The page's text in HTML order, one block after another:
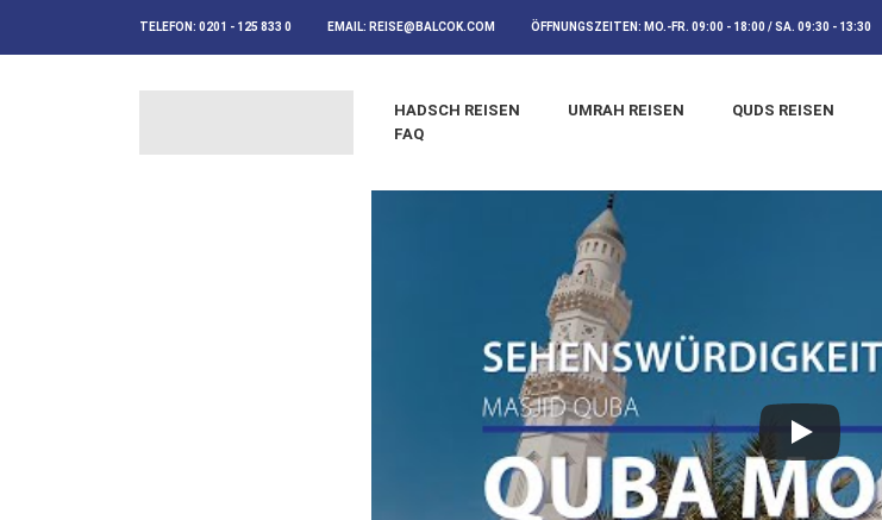
TELEFON: 0201 - 125 833 0 EMAIL: REISE@BALCOK.COM ÖFFNUNGSZEITEN: MO.-FR. 09:00 - 18:00 / SA. 09:30 - 13:30
HADSCH REISEN UMRAH REISEN QUDS REISEN
FAQ